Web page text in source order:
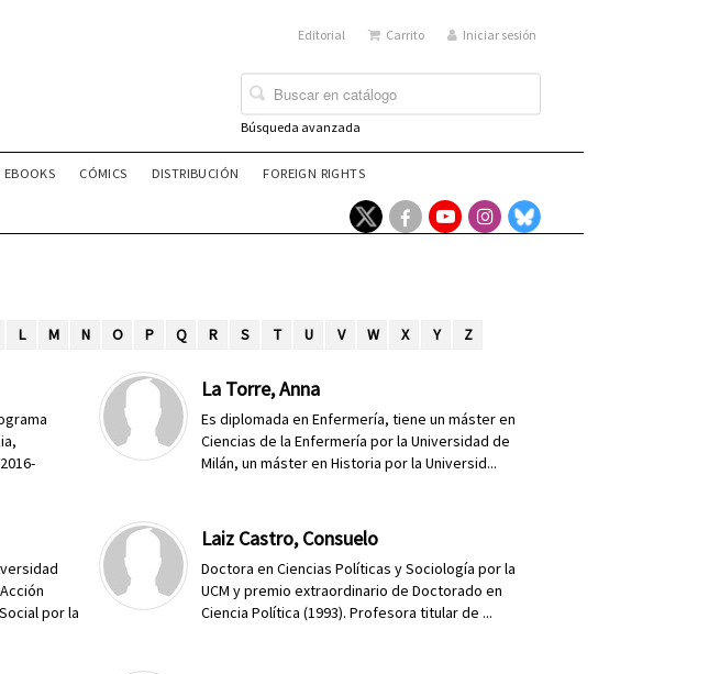
Editorial Carrito Iniciar sesión
Búsqueda avanzada
EBOOKS CÓMICS DISTRIBUCIÓN FOREIGN RIGHTS
L M N O P Q R S T U V W X Y Z
La Torre, Anna
Es diplomada en Enfermería, tiene un máster en
Ciencias de la Enfermería por la Universidad de
Milán, un máster en Historia por la Universid...
por la
Laiz Castro, Consuelo
Doctora en Ciencias Políticas y Sociología por la
UCM y premio extraordinario de Doctorado en
Ciencia Política (1993). Profesora titular de ...